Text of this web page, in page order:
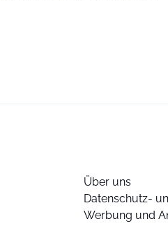
Über uns
Datenschutz-
Werbung und